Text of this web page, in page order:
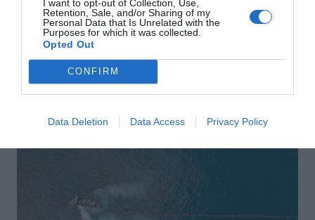
I want to opt-out of Collection, Use,
Retention, Sale, and/or Sharing of my
Personal Data that Is Unrelated with the
Purposes for which it was collected.
Opted Out
CONFIRM
Data Deletion Data Access Privacy Policy
Αποστολή
ΣΑΣ ΠΡΟΤΕΙΝΟΥΜΕ ΑΚΟΜΗ